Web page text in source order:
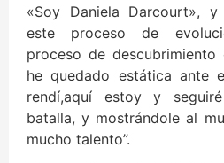
«Soy Daniela Darcourt»,
este proceso de
proceso de descubrimiento
he quedado estática ante
rendí,aquí estoy y
batalla, y mostrándole al
mucho talento”.